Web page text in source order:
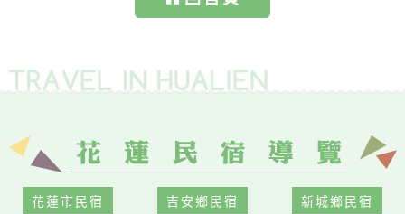
花蓮市民宿 吉安鄉民宿 新城鄉民宿